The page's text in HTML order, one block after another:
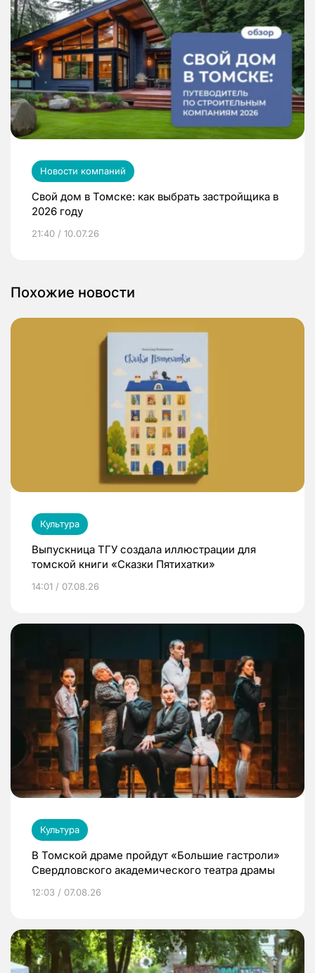
Новости компаний
Свой дом в Томске: как выбрать застройщика в
2026 году
21:40 / 10.07.26
Похожие новости
Культура
Выпускница ТГУ создала иллюстрации для
томской книги «Сказки Пятихатки»
14:01 / 07.08.26
Культура
В Томской драме пройдут «Большие гастроли»
Свердловского академического театра драмы
12:03 / 07.08.26